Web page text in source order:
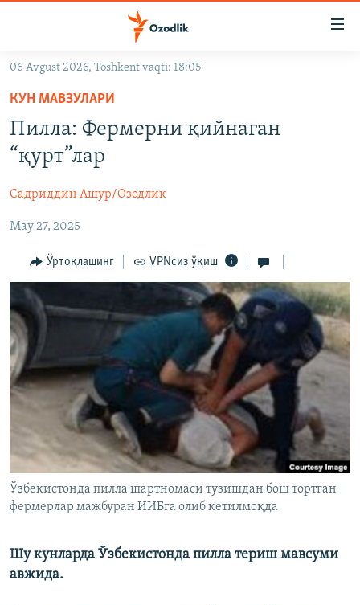
Асосий
навигацияга
ўтинг
Қидиришга
OZODARXIV
На русском
ИЖТИМОИЙ ТАРМОҚЛАР
Озодлик бошқа тилларда
06 Avgust 2026, Toshkent vaqti: 18:05
КУН МАВЗУЛАРИ
Пилла: Фермерни қийнаган
“қурт”лар
Садриддин Ашур/Озодлик
May 27, 2025
Ўртоқлашинг VPNсиз ўқиш
Ўзбекистонда пилла шартномаси тузишдан бош тортган
фермерлар мажбуран ИИБга олиб кетилмоқда
Шу кунларда Ўзбекистонда пилла териш мавсуми
авжида.